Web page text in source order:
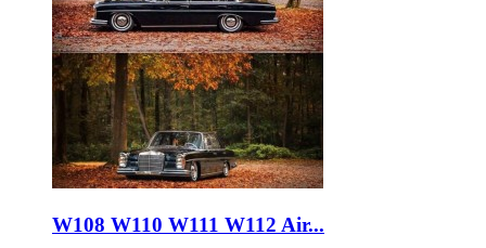
W108 W110 W111 W112 Air...